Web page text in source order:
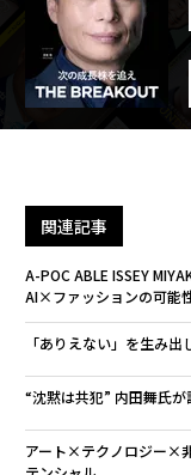
関連記事
A-POC ABLE ISSEY
AI×ファッションの可能
「ありえない」を生み
“沈黙は共犯” 内田舞氏
アート×テクノロジー×